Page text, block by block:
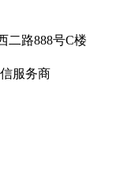
二路888号C楼
服务商